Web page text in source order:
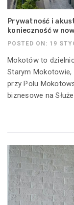
Prywatność i
konieczność w
POSTED ON: 19
Mokotów to
Starym
przy Polu
biznesowe na